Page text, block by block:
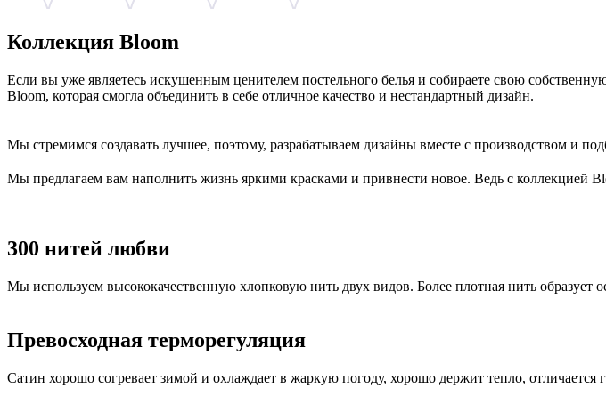
Коллекция Bloom
Если вы уже являетесь искушенным ценителем постельного белья и собираете свою
Bloom, которая смогла объединить в себе отличное качество и нестандартный дизайн.
Мы стремимся создавать лучшее, поэтому, разрабатываем дизайны вместе с производством и
Мы предлагаем вам наполнить жизнь яркими красками и привнести новое. Ведь с коллекцией
300 нитей любви
Мы используем высококачественную хлопковую нить двух видов. Более плотная нить образует
Превосходная терморегуляция
Сатин хорошо согревает зимой и охлаждает в жаркую погоду, хорошо держит тепло,